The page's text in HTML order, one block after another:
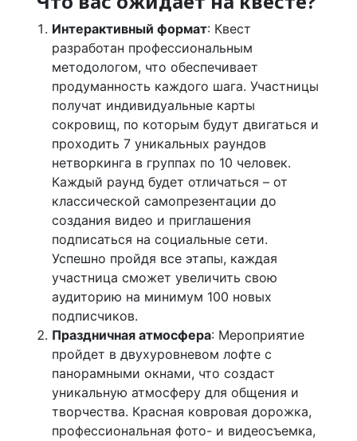
Интерактивный формат: Квест
разработан профессиональным
методологом, что обеспечивает
продуманность каждого шага. Участницы
получат индивидуальные карты
сокровищ, по которым будут двигаться и
проходить 7 уникальных раундов
нетворкинга в группах по 10 человек.
Каждый раунд будет отличаться – от
классической самопрезентации до
создания видео и приглашения
подписаться на социальные сети.
Успешно пройдя все этапы, каждая
участница сможет увеличить свою
аудиторию на минимум 100 новых
подписчиков.
Праздничная атмосфера: Мероприятие
пройдет в двухуровневом лофте с
панорамными окнами, что создаст
уникальную атмосферу для общения и
творчества. Красная ковровая дорожка,
профессиональная фото- и видеосъемка,